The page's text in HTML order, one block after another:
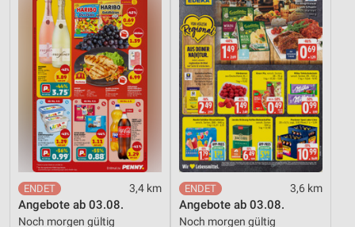
3,4 km
Angebote ab 03.08.
Noch morgen gültig
3,6 km
Angebote ab 03.08.
Noch morgen gültig